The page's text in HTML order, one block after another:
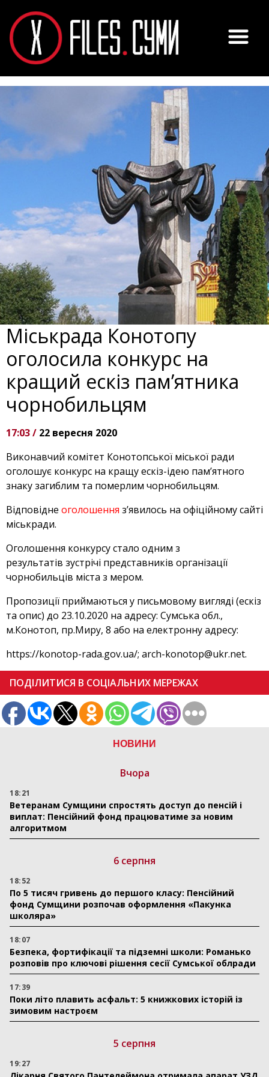
НОВИНИ
Вчора
18:21
Ветеранам Сумщини спростять доступ до пенсій і
виплат: Пенсійний фонд працюватиме за новим
алгоритмом
6 серпня
18:52
По 5 тисяч гривень до першого класу: Пенсійний
фонд Сумщини розпочав оформлення «Пакунка
школяра»
18:07
Безпека, фортифікації та підземні школи: Романько
розповів про ключові рішення сесії Сумської облради
17:39
Поки літо плавить асфальт: 5 книжкових історій із
зимовим настроєм
5 серпня
19:27
Міськрада Конотопу
оголосила конкурс на
кращий ескіз пам’ятника
чорнобильцям
17:03 / 22 вересня 2020
Виконавчий комітет Конотопської міської ради
оголошує конкурс на кращу ескіз-ідею пам’ятного
знаку загиблим та померлим чорнобильцям.
Відповідне оголошення з’явилось на офіційному сайті
міськради.
Оголошення конкурсу стало одним з
результатів зустрічі представників організації
чорнобильців міста з мером.
Пропозиції приймаються у письмовому вигляді (ескіз
та опис) до 23.10.2020 на адресу: Сумська обл.,
м.Конотоп, пр.Миру, 8 або на електронну адресу:
https://konotop-rada.gov.ua/; arch-konotop@ukr.net.
ПОДІЛИТИСЯ В СОЦІАЛЬНИХ МЕРЕЖАХ